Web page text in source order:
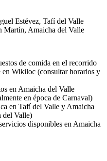
Estévez, Tafí del Valle
Martín, Amaicha del Valle
de comida en el recorrido
Wikiloc (consultar horarios y
en Amaicha del Valle
en época de Carnaval)
en Tafí del Valle y Amaicha
del Valle)
disponibles en Amaicha